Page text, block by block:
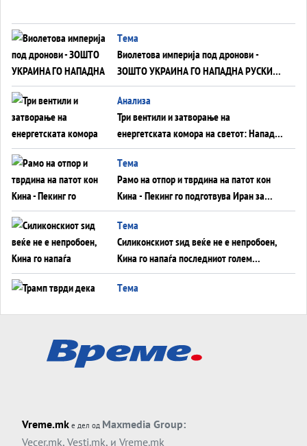
Tема
Виолетова империја под дронови -
ЗОШТО УКРАИНА ГО НАПАДНА РУСКИОТ
WILDBERRIES
Aнализа
Три вентили и затворање на
енергетската комора на светот: Нападот
во Суец најавува глобален енергетски
инфаркт?
Tема
Рамо на отпор и тврдина на патот кон
Кина - Пекинг го подготвува Иран за
американска копнена инвазија
Tема
Силиконскиот ѕид веќе не е непробоен,
Кина го напаѓа последниот голем
монопол на Западот?
Tема
Tема
АТОМСКО ДОМИНО НА БЛИСКИОТ
Vreme.mk е дел од Maxmedia Group:
Vecer.mk, Vesti.mk, и Vreme.mk